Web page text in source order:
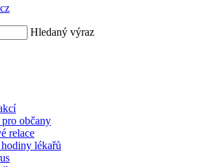
Hledaný výraz
občany
relace
lékařů